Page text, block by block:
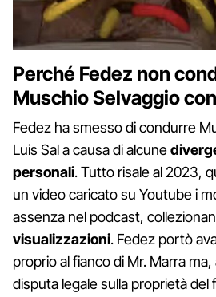
Perché Fedez non
Muschio Selvaggio
Fedez ha smesso di condurre
Luis Sal a causa di alcune
personali. Tutto risale al 2023,
un video caricato su Youtube i
assenza nel podcast,
visualizzazioni. Fedez portò
proprio al fianco di Mr. Marra
disputa legale sulla proprietà del